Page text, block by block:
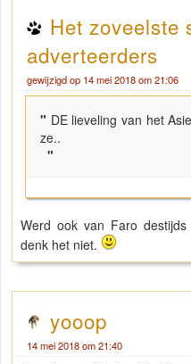
Het zoveelste
adverteerders
gewijzigd op 14 mei 2018 om 21:06
" DE lieveling van het
ze..
"
Werd ook van Faro
denk het niet.
yooop
14 mei 2018 om 21:40